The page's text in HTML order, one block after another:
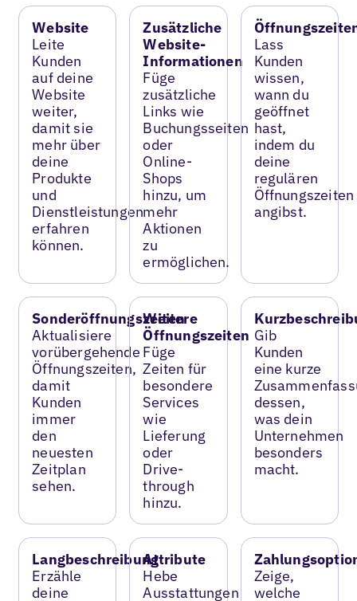
Website
Leite
Kunden
auf deine
Website
weiter,
damit sie
mehr über
deine
Produkte
und
Dienstleistungen
erfahren
können.
Zusätzliche
Website-
Informationen
Füge
zusätzliche
Links wie
Buchungsseiten
oder
Online-
Shops
hinzu, um
mehr
Aktionen
zu
ermöglichen.
Lass
Kunden
wissen,
wann du
geöffnet
hast,
indem du
deine
regulären
Öffnungszeiten
angibst.
Sonderöffnungszeiten
Aktualisiere
vorübergehende
Öffnungszeiten,
damit
Kunden
immer
den
neuesten
Zeitplan
sehen.
Weitere
Öffnungszeiten
Füge
Zeiten für
besondere
Services
wie
Lieferung
oder
Drive-
through
hinzu.
Gib
Kunden
eine kurze
dessen,
was dein
Unternehmen
besonders
macht.
Langbeschreibung
Erzähle
deine
Attribute
Hebe
Ausstattungen
Zeige,
welche